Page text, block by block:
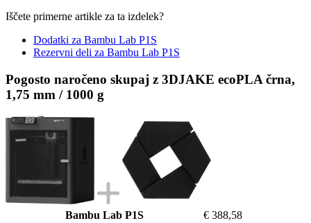
Iščete primerne artikle za ta izdelek?
Dodatki za Bambu Lab P1S
Rezervni deli za Bambu Lab P1S
Pogosto naročeno skupaj z 3DJAKE ecoPLA črna,
1,75 mm / 1000 g
Bambu Lab P1S
€ 388,58